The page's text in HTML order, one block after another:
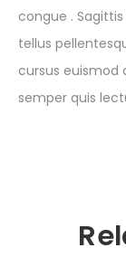
congue .
tellus
cursus euismod
semper quis